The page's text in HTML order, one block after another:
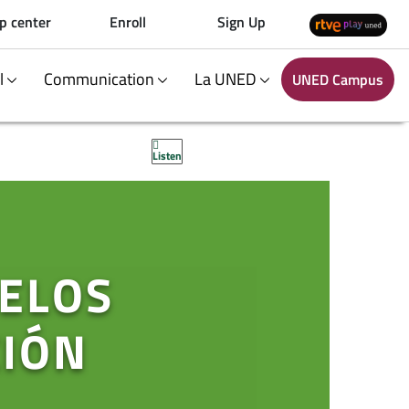
center Enroll Sign Up
Communication La UNED UNED Campus
Listen